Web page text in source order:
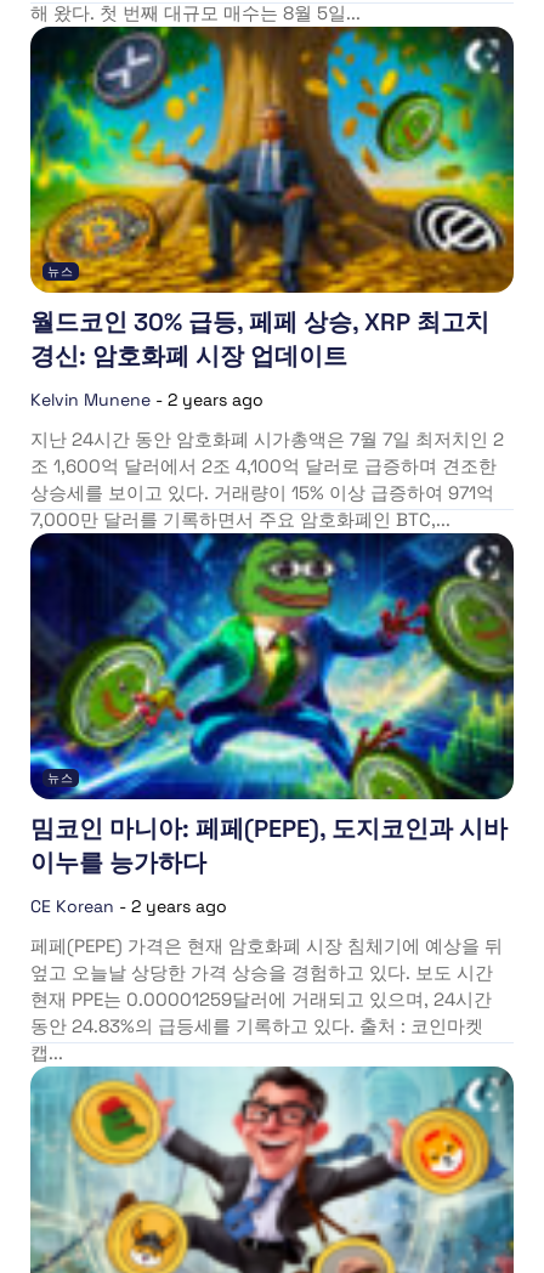
해 왔다. 첫 번째 대규모 매수는 8월 5일...
뉴스
월드코인 30% 급등, 페페 상승, XRP 최고치
경신: 암호화폐 시장 업데이트
Kelvin Munene - 2 years ago
지난 24시간 동안 암호화폐 시가총액은 7월 7일 최저치인 2
조 1,600억 달러에서 2조 4,100억 달러로 급증하며 견조한
상승세를 보이고 있다. 거래량이 15% 이상 급증하여 971억
7,000만 달러를 기록하면서 주요 암호화폐인 BTC,...
뉴스
밈코인 마니아: 페페(PEPE), 도지코인과 시바
이누를 능가하다
CE Korean - 2 years ago
페페(PEPE) 가격은 현재 암호화폐 시장 침체기에 예상을 뒤
엎고 오늘날 상당한 가격 상승을 경험하고 있다. 보도 시간
현재 PPE는 0.00001259달러에 거래되고 있으며, 24시간
동안 24.83%의 급등세를 기록하고 있다. 출처 : 코인마켓
캡...